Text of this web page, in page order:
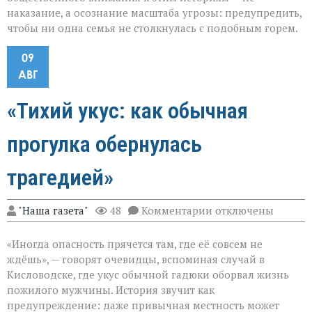
наказание, а осознание масштаба угрозы: предупредить,
чтобы ни одна семья не столкнулась с подобным горем.
09
АВГ
«Тихий укус: как обычная
прогулка обернулась
трагедией»
"Наша газета" 48 Комментарии к
записи
укус:
как
обычная
прогулка
обернулась
трагедией»
отключены
«Иногда опасность прячется там, где её совсем не
ждёшь», — говорят очевидцы, вспоминая случай в
Кисловодске, где укус обычной гадюки оборвал жизнь
пожилого мужчины. История звучит как
предупреждение: даже привычная местность может